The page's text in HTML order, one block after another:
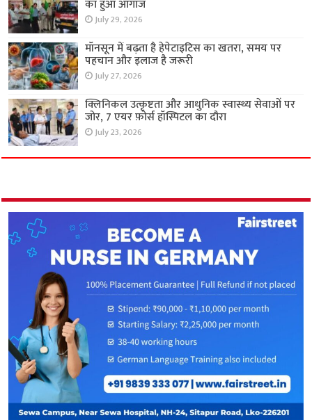
का हुआ आगाज
July 29, 2026
मॉनसून में बढ़ता है हेपेटाइटिस का खतरा, समय पर
पहचान और इलाज है जरूरी
July 27, 2026
क्लिनिकल उत्कृष्टता और आधुनिक स्वास्थ्य सेवाओं पर
जोर, 7 एयर फ़ोर्स हॉस्पिटल का दौरा
July 23, 2026